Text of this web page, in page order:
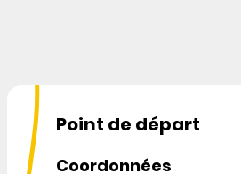
Point de départ
Coordonnées